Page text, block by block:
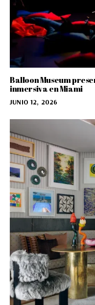
Balloon Museum
inmersiva en Miami
JUNIO 12, 2026